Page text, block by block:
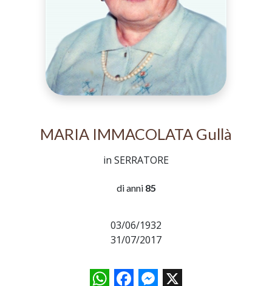
MARIA IMMACOLATA Gullà
in SERRATORE
di anni 85
03/06/1932
31/07/2017
WhatsAppFacebookMessenger
X